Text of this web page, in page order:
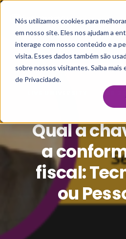
Nós utilizamos cookies para
em nosso site. Eles nos ajudam a
interage com nosso conteúdo e a
visita. Esses dados também são
sobre nossos visitantes. Saiba mais
de Privacidade.
MAR
Qual a
a
fiscal:
ou